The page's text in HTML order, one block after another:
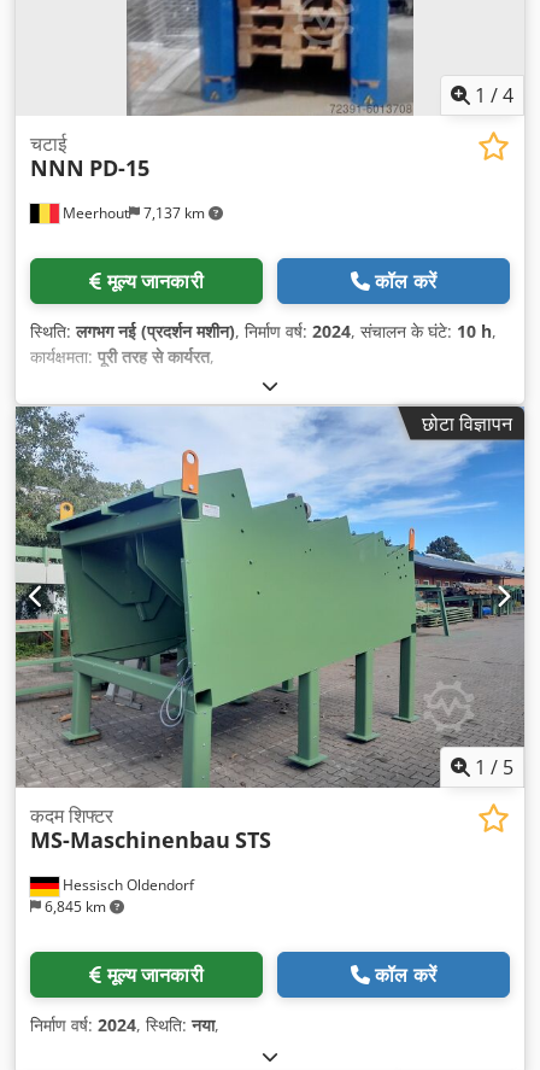
1 /4
Meerhout 7,137 km
चटाई
NNN PD-15
मूल्य जानकारी कॉल करें
स्थिति:लगभग नई (प्रदर्शन मशीन), निर्माण वर्ष: 2024, संचालन के घंटे: 10 h,
कार्यक्षमता: पूरी तरह से कार्यरत,
छोटा विज्ञापन
1 / 5
Hessisch Oldendorf
6,845 km
कदम शिफ्टर
MS-Maschinenbau STS
मूल्य जानकारी कॉल करें
निर्माण वर्ष: 2024, स्थिति:नया,